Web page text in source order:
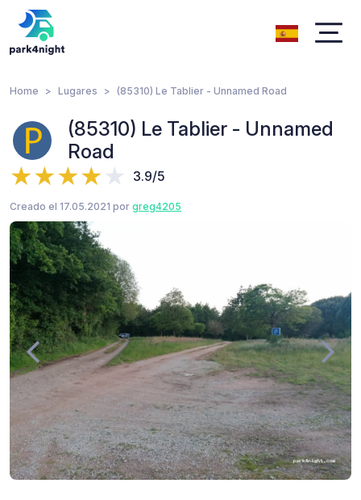
Home Lugares (85310) Le Tablier - Unnamed Road
(85310) Le Tablier - Unnamed
Road
3.9/5
Creado el 17.05.2021 por greg4205